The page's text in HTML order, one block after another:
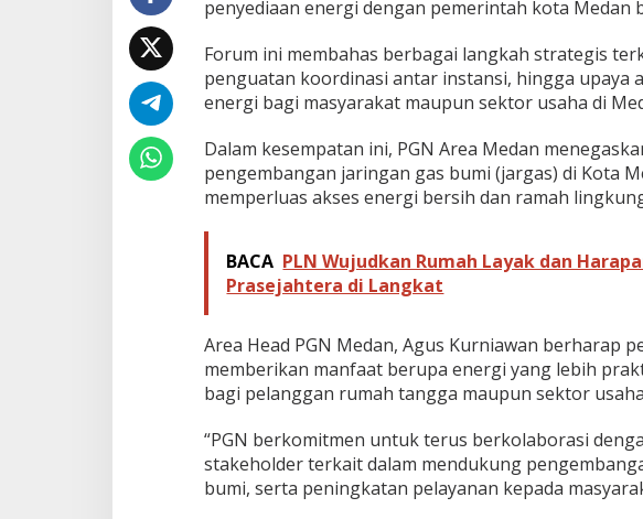
n
e
d
a
n
E
n
g
i
A
n
d
a
e
r
k
penyediaan energi dengan pemerintah kota Medan
Forum ini membahas berbagai langkah strategis
penguatan koordinasi antar instansi, hingga upaya
energi bagi masyarakat maupun sektor usaha di
Dalam kesempatan ini, PGN Area Medan
pengembangan jaringan gas bumi (jargas) di Kota
memperluas akses energi bersih dan ramah
BACA PLN Wujudkan Rumah Layak dan
Prasejahtera di Langkat
Area Head PGN Medan, Agus Kurniawan berharap
memberikan manfaat berupa energi yang lebih
bagi pelanggan rumah tangga maupun sektor
“PGN berkomitmen untuk terus berkolaborasi
stakeholder terkait dalam mendukung
bumi, serta peningkatan pelayanan kepada